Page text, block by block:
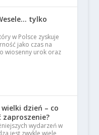
tylko
w Polsce zyskuje
jako czas na
wiosenny urok oraz
dzień – co
wydarzeń w
jest zwykle wiele